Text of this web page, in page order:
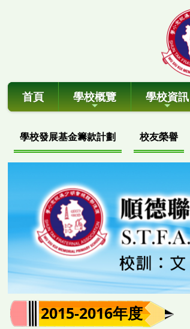
首頁 學校概覽 學校資訊
學校發展基金籌款計劃 校友榮譽
2015-2016年度